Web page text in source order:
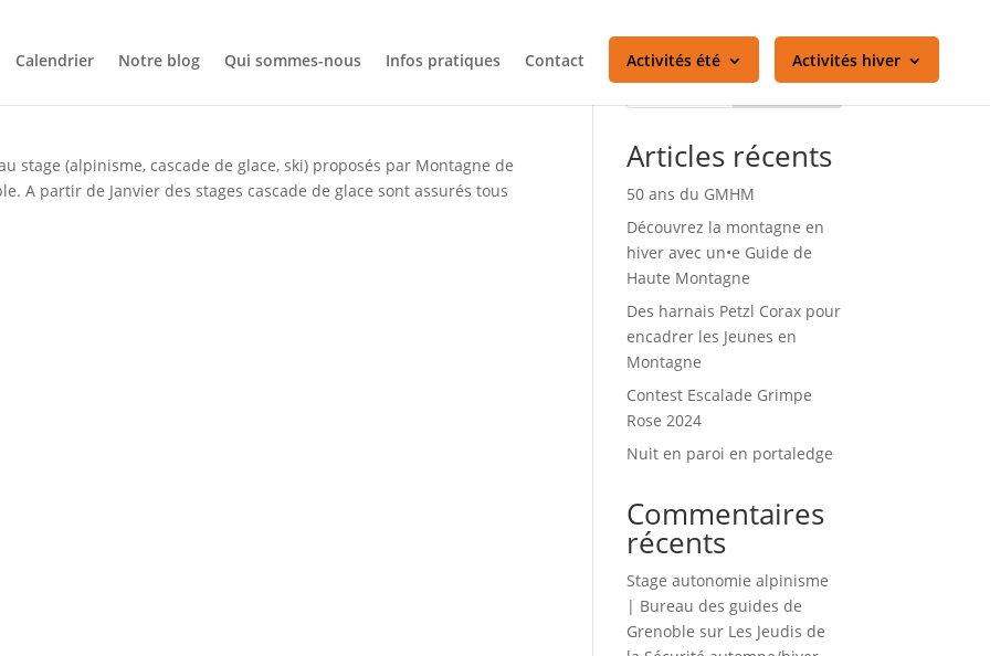
Calendrier Notre blog Qui sommes-nous Infos pratiques Contact Activités été Activités hiver
de La Terre
stage (alpinisme, cascade de glace, ski) proposés par Montagne de
A partir de Janvier des stages cascade de glace sont assurés tous
Rechercher
Articles récents
50 ans du GMHM
Découvrez la montagne en
hiver avec un•e Guide de
Haute Montagne
Des harnais Petzl Corax pour
encadrer les Jeunes en
Montagne
Contest Escalade Grimpe
Rose 2024
Nuit en paroi en portaledge
Commentaires
récents
Stage autonomie alpinisme
| Bureau des guides de
Grenoble sur Les Jeudis de